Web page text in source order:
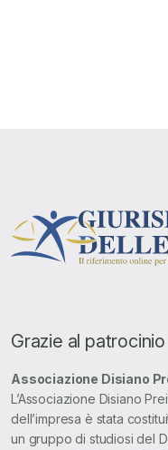
Grazie al patrocinio
Associazione Disiano
L’Associazione Disiano
dell’impresa è stata
un gruppo di studiosi del